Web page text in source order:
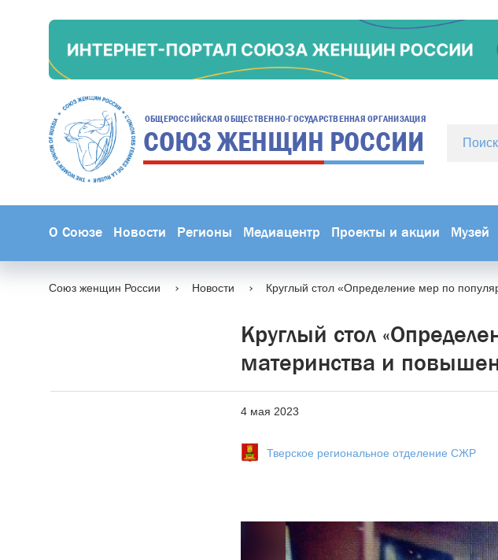
ОБЩЕРОССИЙСКАЯ ОБЩЕСТВЕННО-ГОСУДАРСТВЕННАЯ ОРГАНИЗАЦИЯ
СОЮЗ ЖЕНЩИН РОССИИ
О Союзе Новости Регионы Медиацентр Проекты и акции Музей
Союз женщин России Новости Круглый стол «Определение мер по
Круглый стол
материнства и
4 мая 2023
Тверское региональное отделение СЖР